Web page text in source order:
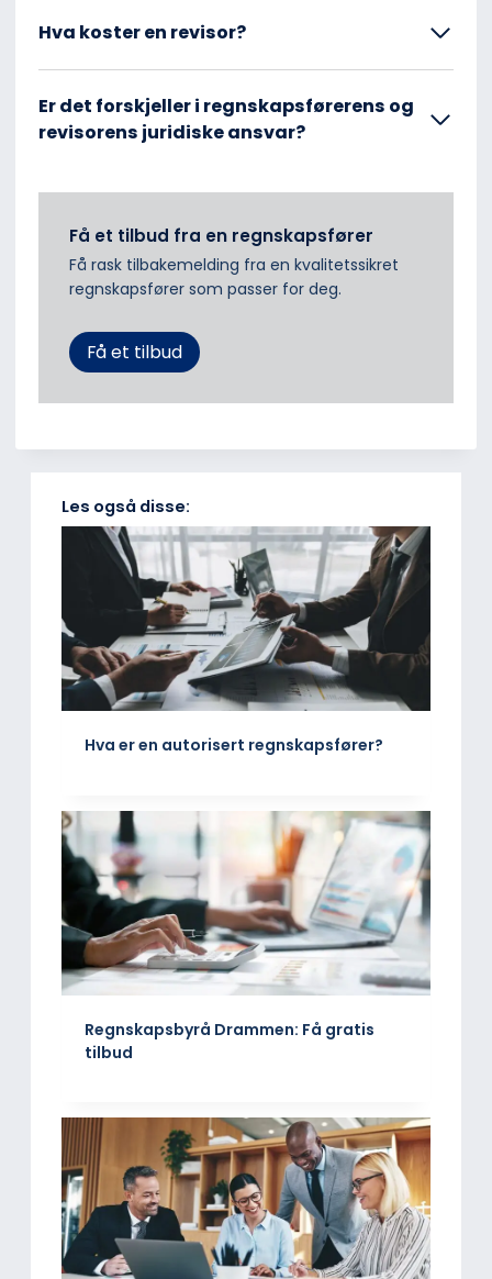
Hva koster en revisor?
Er det forskjeller i regnskapsførerens og
revisorens juridiske ansvar?
Få et tilbud fra en regnskapsfører
Få rask tilbakemelding fra en kvalitetssikret
regnskapsfører som passer for deg.
Få et tilbud
Les også disse:
Hva er en autorisert regnskapsfører?
Regnskapsbyrå Drammen: Få gratis
tilbud